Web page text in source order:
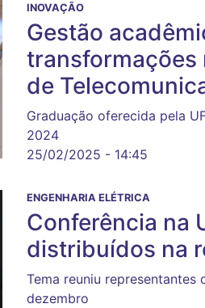
INOVAÇÃO
Gestão
transformações
de
Graduação oferecida pela
2024
25/02/2025 - 14:45
ENGENHARIA ELÉTRICA
Conferência na
distribuídos na
Tema reuniu
dezembro